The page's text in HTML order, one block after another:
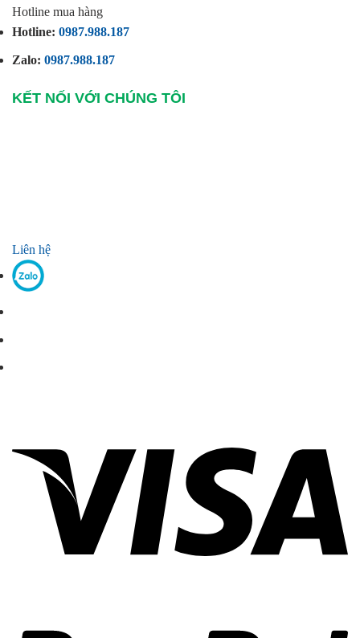
Hotline mua hàng
Hotline: 0987.988.187
Zalo: 0987.988.187
KẾT NỐI VỚI CHÚNG TÔI
Liên hệ